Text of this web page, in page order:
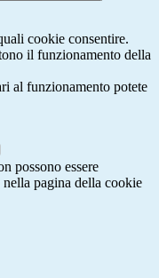
cookie consentire.
il funzionamento della
al funzionamento potete
possono essere
pagina della cookie